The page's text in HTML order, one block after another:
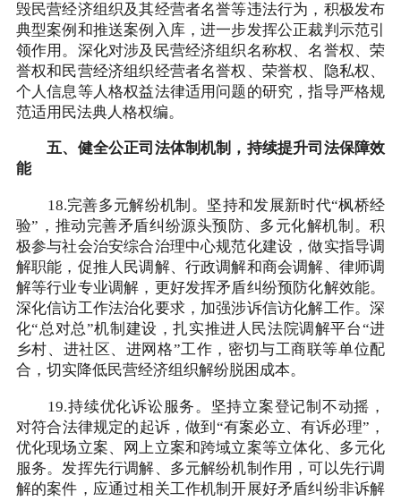
毁民营经济组织及其经营者名誉等违法行为，积极发布
典型案例和推送案例入库，进一步发挥公正裁判示范引
领作用。深化对涉及民营经济组织名称权、名誉权、荣
誉权和民营经济组织经营者名誉权、荣誉权、隐私权、
个人信息等人格权益法律适用问题的研究，指导严格规
范适用民法典人格权编。
五、健全公正司法体制机制，持续提升司法保障效
能
18.完善多元解纷机制。坚持和发展新时代“枫桥经
验”，推动完善矛盾纠纷源头预防、多元化解机制。积
极参与社会治安综合治理中心规范化建设，做实指导调
解职能，促推人民调解、行政调解和商会调解、律师调
解等行业专业调解，更好发挥矛盾纠纷预防化解效能。
深化信访工作法治化要求，加强涉诉信访化解工作。深
化“总对总”机制建设，扎实推进人民法院调解平台“进
乡村、进社区、进网格”工作，密切与工商联等单位配
合，切实降低民营经济组织解纷脱困成本。
19.持续优化诉讼服务。坚持立案登记制不动摇，
对符合法律规定的起诉，做到“有案必立、有诉必理”，
优化现场立案、网上立案和跨域立案等立体化、多元化
服务。发挥先行调解、多元解纷机制作用，可以先行调
解的案件，应通过相关工作机制开展好矛盾纠纷非诉解